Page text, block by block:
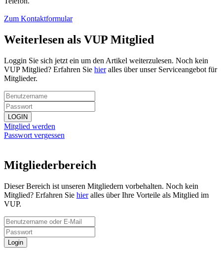
Zum Kontaktformular
Weiterlesen als VUP Mitglied
Loggin Sie sich jetzt ein um den Artikel weiterzulesen. Noch kein
VUP Mitglied? Erfahren Sie hieralles über unser Serviceangebot für
Mitglieder.
LOGIN
Mitglied werden
Passwort vergessen
Mitgliederbereich
Dieser Bereich ist unseren Mitgliedern vorbehalten. Noch kein
Mitglied? Erfahren Sie hieralles über Ihre Vorteile als Mitglied im
VUP.
Login